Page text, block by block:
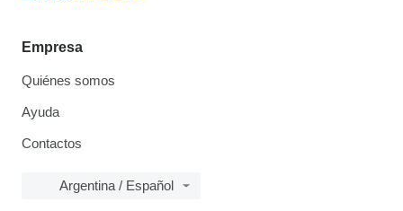
Empresa
Quiénes somos
Ayuda
Contactos
Argentina / Español